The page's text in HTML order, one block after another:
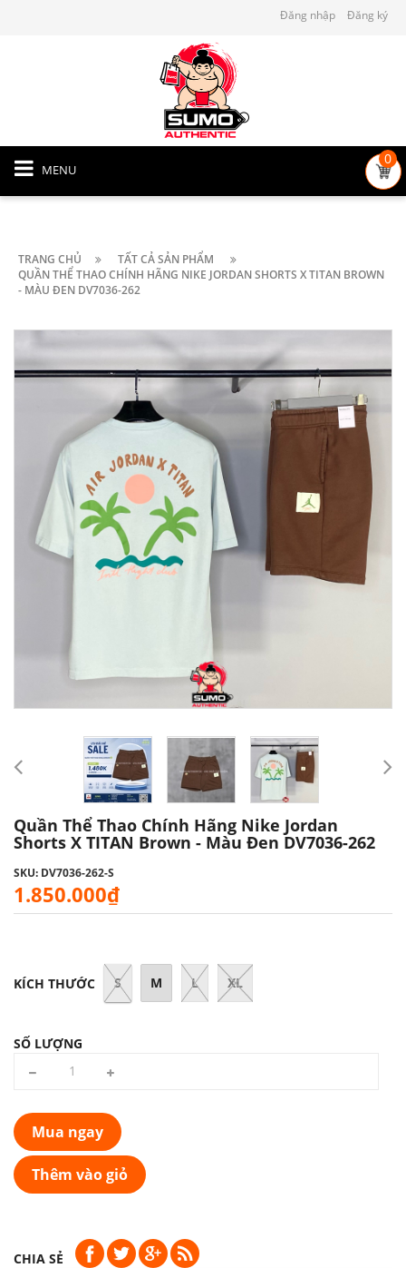
Đăng nhập Đăng ký
MENU
0
TRANG CHỦ
TẤT CẢ SẢN PHẨM
QUẦN THỂ THAO CHÍNH HÃNG NIKE JORDAN SHORTS X TITAN BROWN
- MÀU ĐEN DV7036-262
Quần Thể Thao Chính Hãng Nike Jordan
Shorts X TITAN Brown - Màu Đen DV7036-262
SKU: DV7036-262-S
1.850.000₫
KÍCH THƯỚC S M L XL
SỐ LƯỢNG
Mua ngay
Thêm vào giỏ
CHIA SẺ